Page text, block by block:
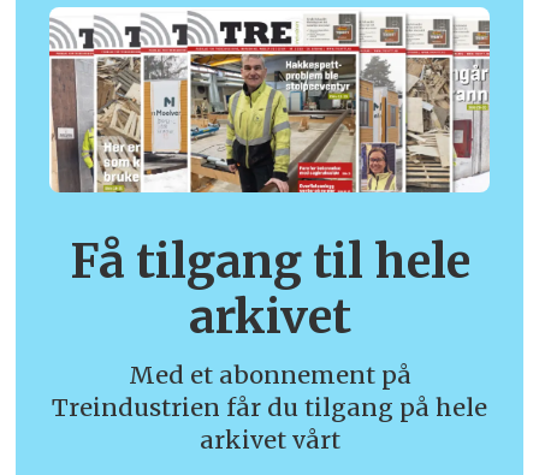
Få tilgang til hele
arkivet
Med et abonnement på
Treindustrien får du tilgang på hele
arkivet vårt